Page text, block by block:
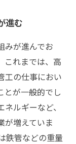
進む
みが進んでお
これまでは、高
工の仕事におい
とが一般的でし
ルギーなど、
が増えていま
鉄管などの重量